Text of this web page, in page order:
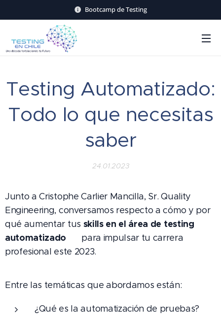
Bootcamp de Testing
Testing Automatizado:
Todo lo que necesitas
saber
24.01.2023
Junto a Cristophe Carlier Mancilla, Sr. Quality
Engineering, conversamos respecto a cómo y por
qué aumentar tus skills en el área de testing
automatizado ⚙️ para impulsar tu carrera
profesional este 2023.
Entre las temáticas que abordamos están:
¿Qué es la automatización de pruebas?